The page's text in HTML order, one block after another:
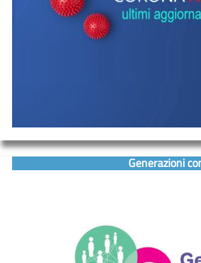
Generazioni